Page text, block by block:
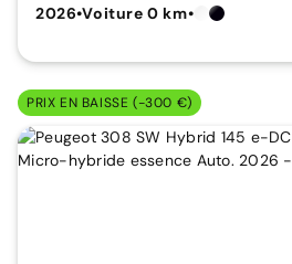
2026•Voiture 0 km•
PRIX EN BAISSE (-300 €)